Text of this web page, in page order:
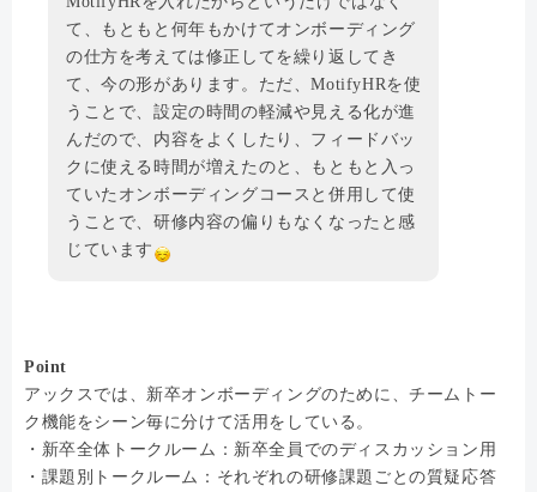
て、もともと何年もかけてオンボーディング
の仕方を考えては修正してを繰り返してき
て、今の形があります。ただ、MotifyHRを使
うことで、設定の時間の軽減や見える化が進
んだので、内容をよくしたり、フィードバッ
クに使える時間が増えたのと、もともと入っ
ていたオンボーディングコースと併用して使
うことで、研修内容の偏りもなくなったと感
じています
Point
アックスでは、新卒オンボーディングのために、チームトー
ク機能をシーン毎に分けて活用をしている。
・新卒全体トークルーム：新卒全員でのディスカッション用
・課題別トークルーム：それぞれの研修課題ごとの質疑応答